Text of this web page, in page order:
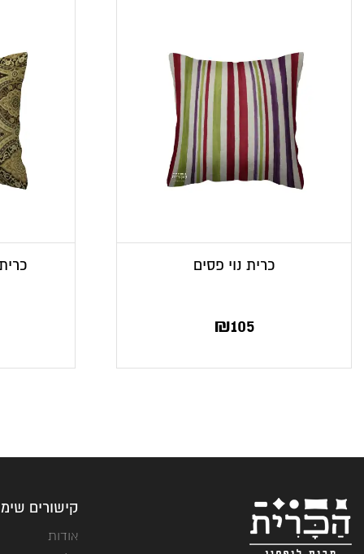
כרית נוי פסים
₪105
קישורים
אודות